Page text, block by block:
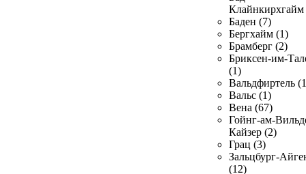
Клайнкирхгайм
Баден (7)
Бергхайм (1)
Брамберг (2)
Бриксен-им-
(1)
Вальдфиртель
Вальс (1)
Вена (67)
Гойнг-ам-
Кайзер (2)
Грац (3)
Зальцбург-
(12)